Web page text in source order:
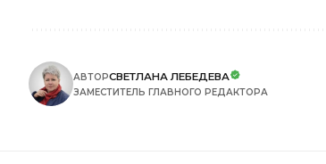
АВТОРСВЕТЛАНА ЛЕБЕДЕВА
ЗАМЕСТИТЕЛЬ ГЛАВНОГО РЕДАКТОРА